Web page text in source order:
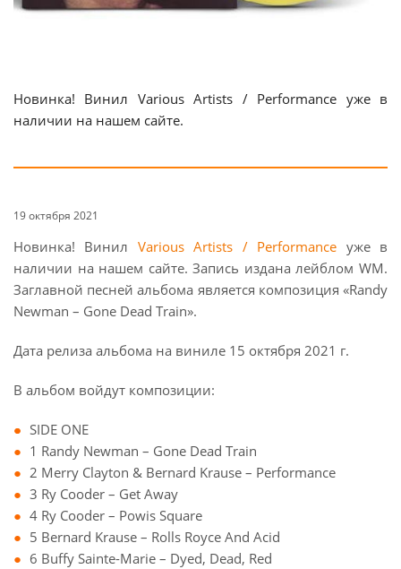
Новинка! Винил Various Artists / Performance уже в
наличии на нашем сайте.
19 октября 2021
Новинка! Винил Various Artists / Performance уже в
наличии на нашем сайте. Запись издана лейблом WM.
Заглавной песней альбома является композиция «Randy
Newman – Gone Dead Train».
Дата релиза альбома на виниле 15 октября 2021 г.
В альбом войдут композиции:
SIDE ONE
1 Randy Newman – Gone Dead Train
2 Merry Clayton & Bernard Krause – Performance
3 Ry Cooder – Get Away
4 Ry Cooder – Powis Square
5 Bernard Krause – Rolls Royce And Acid
6 Buffy Sainte-Marie – Dyed, Dead, Red